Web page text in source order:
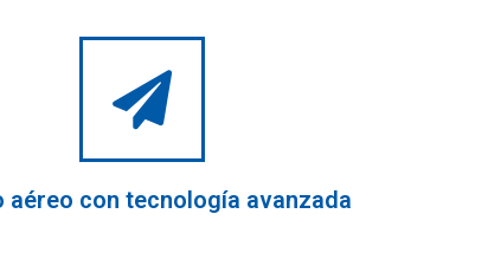
aéreo con tecnología avanzada